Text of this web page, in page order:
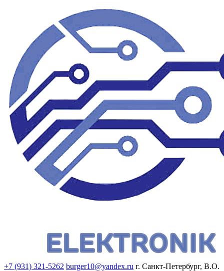
+7 (931) 321-5262 burger10@yandex.ru г. Санкт-Петербург, В.О.